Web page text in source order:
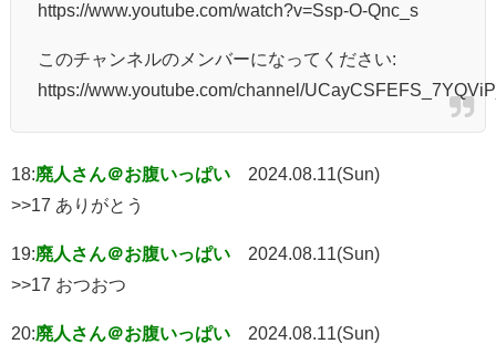
https://www.youtube.com/watch?v=Ssp-O-Qnc_s
このチャンネルのメンバーになってください:
https://www.youtube.com/channel/
18:廃人さん＠お腹いっぱい
2024.08.11(Sun)
>>17 ありがとう
19:廃人さん＠お腹いっぱい
2024.08.11(Sun)
>>17 おつおつ
20:廃人さん＠お腹いっぱい
2024.08.11(Sun)